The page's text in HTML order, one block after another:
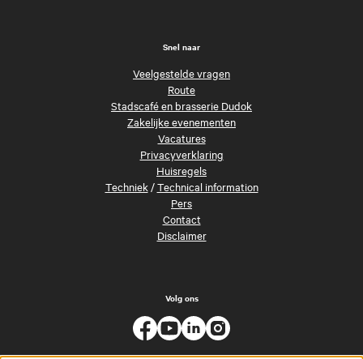
Snel naar
Veelgestelde vragen
Route
Stadscafé en brasserie Dudok
Zakelijke evenementen
Vacatures
Privacyverklaring
Huisregels
Techniek/Technical information
Pers
Contact
Disclaimer
Volg ons